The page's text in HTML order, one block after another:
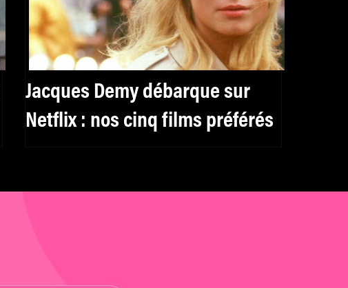
Jacques Demy débarque sur
Netflix : nos cinq films préférés